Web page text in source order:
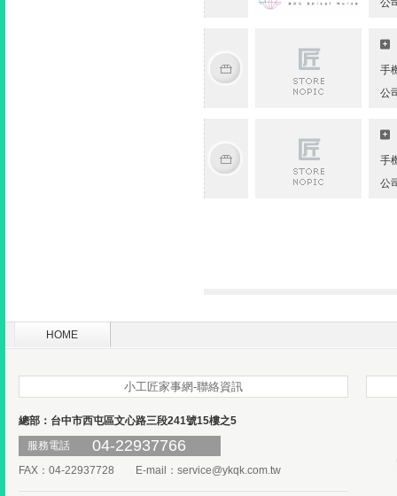
公
手
公
手
公
HOME
小工匠家事網-聯絡資訊
總部：台中市西屯區文心路三段241號15樓之5
服務電話
04-22937766
FAX：04-22937728 E-mail： service@ykqk.com.tw